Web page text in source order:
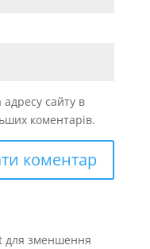
сайту в
коментарів.
для зменшення